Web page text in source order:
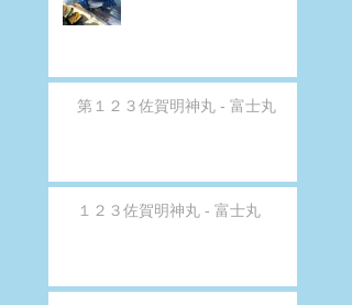
第１２３佐賀明神丸 - 富士丸
１２３佐賀明神丸 - 富士丸